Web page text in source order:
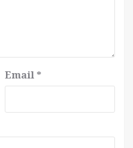
Email *